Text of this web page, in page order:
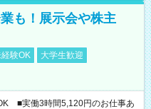
も！展示会や株主
験OK
大学生歓迎
■実働3時間5,120円のお仕事あ